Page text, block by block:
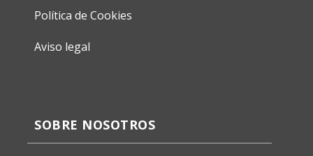
Política de Cookies
Aviso legal
SOBRE NOSOTROS